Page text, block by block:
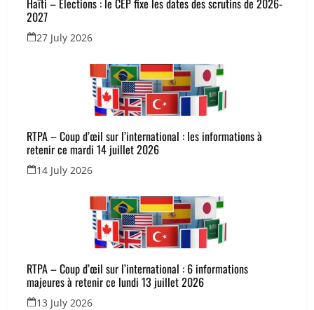
2027
27 July 2026
RTPA – Coup d’œil sur l’international : les informations à
retenir ce mardi 14 juillet 2026
14 July 2026
RTPA – Coup d’œil sur l’international : 6 informations
majeures à retenir ce lundi 13 juillet 2026
13 July 2026